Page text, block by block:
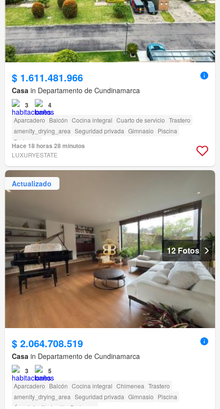
$ 1.611.481.966
Casa in Departamento de Cundinamarca
3 4
Aparcadero Balcón Cocina integral Cuarto de servicio Trastero
amenity_drying_area Seguridad privada Gimnasio Piscina
Barbecue
Hace 18 horas 28 minutos
LUXURYESTATE
Actualizado
12 Fotos
$ 2.064.708.519
Casa in Departamento de Cundinamarca
3 5
Aparcadero Balcón Cocina integral Chimenea Trastero
amenity_drying_area Seguridad privada Gimnasio Piscina